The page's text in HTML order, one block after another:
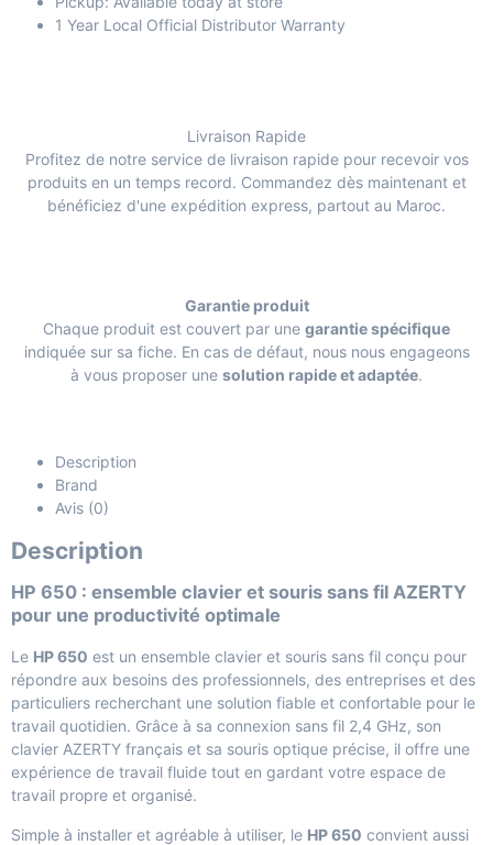
1 Year Local Official Distributor Warranty
Livraison Rapide
Profitez de notre service de livraison rapide pour recevoir vos
produits en un temps record. Commandez dès maintenant et
bénéficiez d'une expédition express, partout au Maroc.
Garantie produit
Chaque produit est couvert par une garantie spécifique
indiquée sur sa fiche. En cas de défaut, nous nous engageons
à vous proposer une solution rapide et adaptée.
Description
Brand
Avis (0)
Description
HP 650 : ensemble clavier et souris sans fil AZERTY
pour une productivité optimale
Le HP 650 est un ensemble clavier et souris sans fil conçu pour
répondre aux besoins des professionnels, des entreprises et des
particuliers recherchant une solution fiable et confortable pour le
travail quotidien. Grâce à sa connexion sans fil 2,4 GHz, son
clavier AZERTY français et sa souris optique précise, il offre une
expérience de travail fluide tout en gardant votre espace de
travail propre et organisé.
Simple à installer et agréable à utiliser, le HP 650 convient aussi